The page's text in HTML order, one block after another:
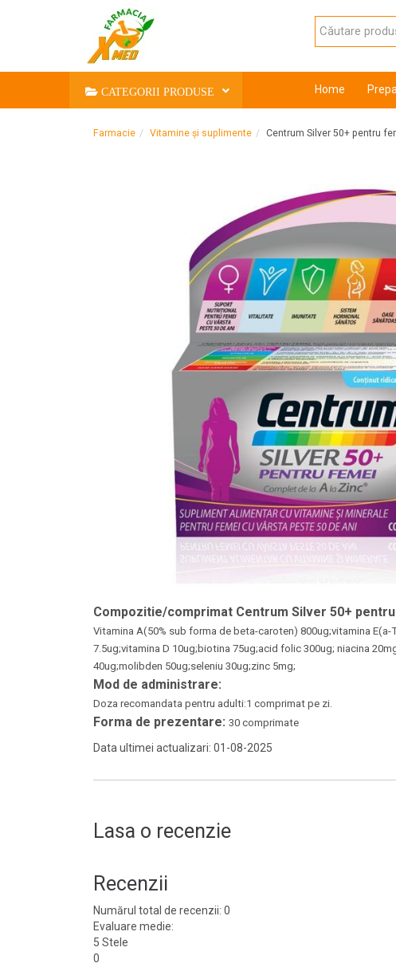
CATEGORII PRODUSE Home
Farmacie Vitamine și suplimente Centrum Silver 50+ pentru
Compozitie/comprimat Centrum Silver 50+
Vitamina A(50% sub forma de beta-caroten) 800ug;vitamina
7.5ug;vitamina D 10ug;biotina 75ug;acid folic 300ug; niacina
40ug;molibden 50ug;seleniu 30ug;zinc 5mg;
Mod de administrare:
Doza recomandata pentru adulti:1 comprimat pe zi.
Forma de prezentare: 30 comprimate
Data ultimei actualizari: 01-08-2025
Lasa o recenzie
Recenzii
Numărul total de recenzii: 0
Evaluare medie:
5 Stele
0